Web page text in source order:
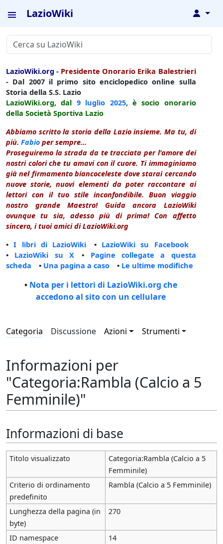
LazioWiki ↓
LazioWiki.org - Presidente Onorario Erika Balestrieri
- Dal 2007 il primo sito enciclopedico online sulla
Storia della S.S. Lazio
LazioWiki.org, dal 9 luglio 2025, è socio onorario
della Società Sportiva Lazio
Abbiamo scritto la storia della Lazio insieme. Ma tu, di
più. Fabio per sempre...
Proseguiremo la strada da te tracciata per l'amore dei
nostri colori che tu amavi con il cuore. Ti immaginiamo
già nel firmamento biancoceleste dove starai cercando
nuove storie, nuovi elementi da poter raccontare ai
lettori con il tuo stile inconfondibile. Buon viaggio
nostro grande Maestro! Guida ancora LazioWiki
ovunque tu sia, adesso più di prima! Con affetto
sincero, i tuoi amici di LazioWiki.org
•I libri di LazioWiki • LazioWiki su Facebook
• LazioWiki su X • Pagine collegate a questa
scheda • Una pagina a caso • Le ultime modifiche
• Nota per i lettori di LazioWiki.org che
accedono al sito con un cellulare
Categoria Discussione Azioni Strumenti
Informazioni per
"Categoria:Rambla (Calcio a 5
Femminile)"
Informazioni di base
Titolo visualizzato
Categoria:Rambla (Calcio a 5
Femminile)
Criterio di ordinamento
predefinito
Rambla (Calcio a 5 Femminile)
Lunghezza della pagina (in
byte)
270
ID namespace
14